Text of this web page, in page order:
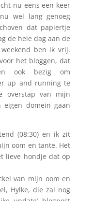
nu eens een keer
wel lang genoeg
dat papiertje
de hele dag aan de
ben ik vrij.
het bloggen, dat
ook bezig om
up and running te
overstap van mijn
eigen domein gaan
(08:30) en ik zit
oom en tante. Het
lieve hondje dat op
van mijn oom en
Hylke, die zal nog